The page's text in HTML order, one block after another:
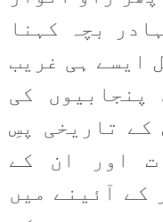
بچہ کہنا
ایسے ہی غریب
کی
کے تاریخی پسِ
اور ان کے
کے آئینے میں